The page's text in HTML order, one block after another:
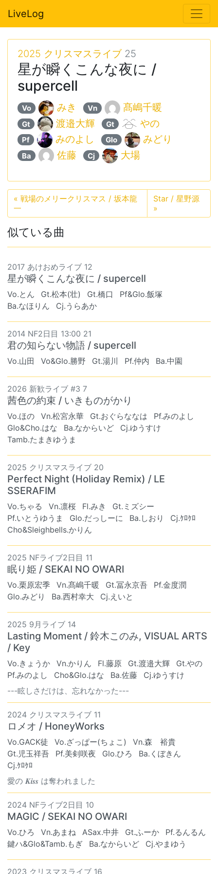
LiveLog
2025 クリスマスライブ25
星が瞬くこんな夜に /
supercell
Vo みき Vn 髙嶋千暖
Gt 渡邉大輝 Gt やの
Pf みのよし Glo みどり
Ba 佐藤 Cj 大場
« 戦場のメリークリスマス / 坂本龍
一
Star / 星野源
»
似ている曲
2017 あけおめライブ 12
星が瞬くこんな夜に / supercell
Vo.とん Gt.松本(壮) Gt.橋口
Pf&Glo.飯塚
Ba.なほりん
Cj.うらあか
2014 NF2日目 13:00 21
君の知らない物語 / supercell
Vo.山田 Vo&Glo.勝野 Gt.湯川 Pf.仲内 Ba.中園
2026 新歓ライブ #3 7
茜色の約束 / いきものがかり
Vo.ほの Vn.松宮永華 Gt.おぐらななは
Pf.みのよし
Glo&Cho.はな
Ba.なからいど
Cj.ゆうすけ
Tamb.たまきゆうま
2025 クリスマスライブ 20
Perfect Night (Holiday Remix) / LE
SSERAFIM
Vo.ちゃる Vn.凛桜 Fl.みき
Gt.ミズシー
Pf.いとうゆうま
Glo.だっしーに Ba.しおり
Cj.ｹﾛｹﾛ
Cho&Sleighbells.かりん
2025 NFライブ2日目 11
眠り姫 / SEKAI NO OWARI
Vo.栗原宏季 Vn.髙嶋千暖 Gt.冨永京吾
Pf.金度潤
Glo.みどり
Ba.西村幸大 Cj.えいと
2025 9月ライブ 14
Lasting Moment / 鈴木このみ, VISUAL ARTS
/ Key
Vo.きょうか Vn.かりん Fl.藤原 Gt.渡邉大輝
Gt.やの
Pf.みのよし
Cho&Glo.はな Ba.佐藤
Cj.ゆうすけ
---眩しさだけは、忘れなかった---
2024 クリスマスライブ 11
ロメオ / HoneyWorks
Vo.GACK徒 Vo.ざっぱー(ちょこ)
Vn.森 裕貴
Gt.児玉祥吾
Pf.美剣咲夜 Glo.ひろ
Ba.くぼきん
Cj.ｹﾛｹﾛ
愛の 𝑲𝒊𝒔𝒔 は奪われました
2024 NFライブ2日目 10
MAGIC / SEKAI NO OWARI
Vo.ひろ Vn.あまね ASax.中井 Gt.ふーか
Pf.るんるん
鍵ハ&Glo&Tamb.もぎ
Ba.なからいど Cj.やまゆう
2023 クリスマスライブ 16